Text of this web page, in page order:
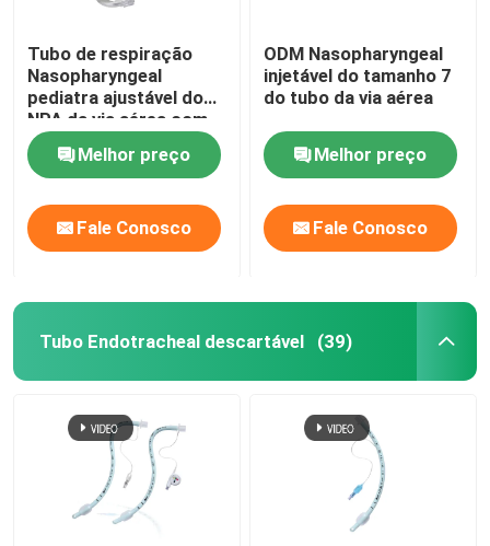
Tubo de respiração
Nasopharyngeal
pediatra ajustável do
NPA da via aérea com
ponta macia
Melhor preço
Fale Conosco
ODM Nasopharyngeal
injetável do tamanho 7
do tubo da via aérea
Melhor preço
Fale Conosco
Tubo Endotracheal descartável (39)